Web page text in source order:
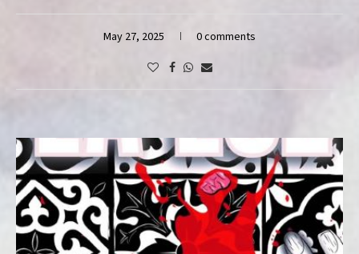
May 27, 2025 0 comments